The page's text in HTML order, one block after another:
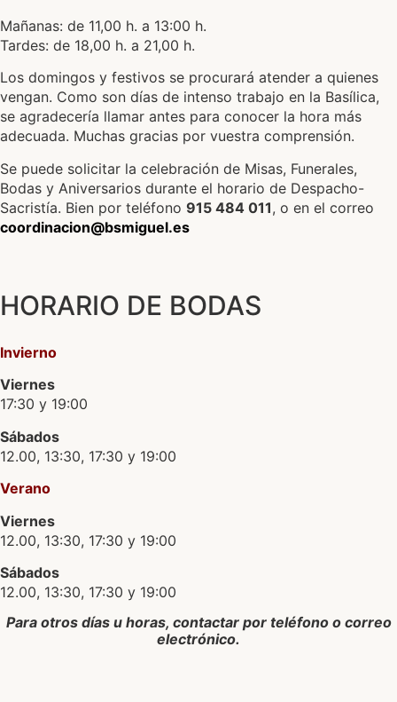
Mañanas: de 11,00 h. a 13:00 h.
Tardes: de 18,00 h. a 21,00 h.
Los domingos y festivos se procurará atender a quienes
vengan. Como son días de intenso trabajo en la Basílica,
se agradecería llamar antes para conocer la hora más
adecuada. Muchas gracias por vuestra comprensión.
Se puede solicitar la celebración de Misas, Funerales,
Bodas y Aniversarios durante el horario de Despacho-
Sacristía. Bien por teléfono 915 484 011, o en el correo
coordinacion@bsmiguel.es
HORARIO DE BODAS
Invierno
Viernes
17:30 y 19:00
Sábados
12.00, 13:30, 17:30 y 19:00
Verano
Viernes
12.00, 13:30, 17:30 y 19:00
Sábados
12.00, 13:30, 17:30 y 19:00
Para otros días u horas, contactar por teléfono o correo
electrónico.